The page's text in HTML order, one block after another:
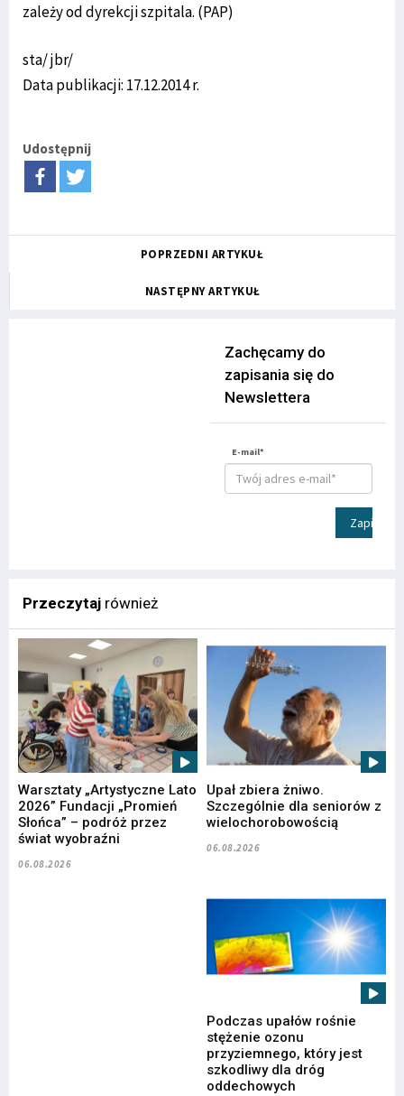
zależy od dyrekcji szpitala. (PAP)
sta/ jbr/
Data publikacji: 17.12.2014 r.
Udostępnij
POPRZEDNI ARTYKUŁ
NASTĘPNY ARTYKUŁ
Zachęcamy do
zapisania się do
Newslettera
E-mail*
Zapisz
Przeczytaj również
Warsztaty „Artystyczne Lato
2026” Fundacji „Promień
Słońca” – podróż przez
świat wyobraźni
06.08.2026
Upał zbiera żniwo.
Szczególnie dla seniorów z
wielochorobowością
06.08.2026
Podczas upałów rośnie
stężenie ozonu
przyziemnego, który jest
szkodliwy dla dróg
oddechowych